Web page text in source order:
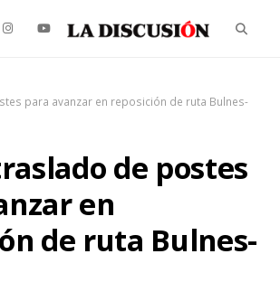
para avanzar en reposición de ruta Bulnes-
de postes
en
de ruta Bulnes-